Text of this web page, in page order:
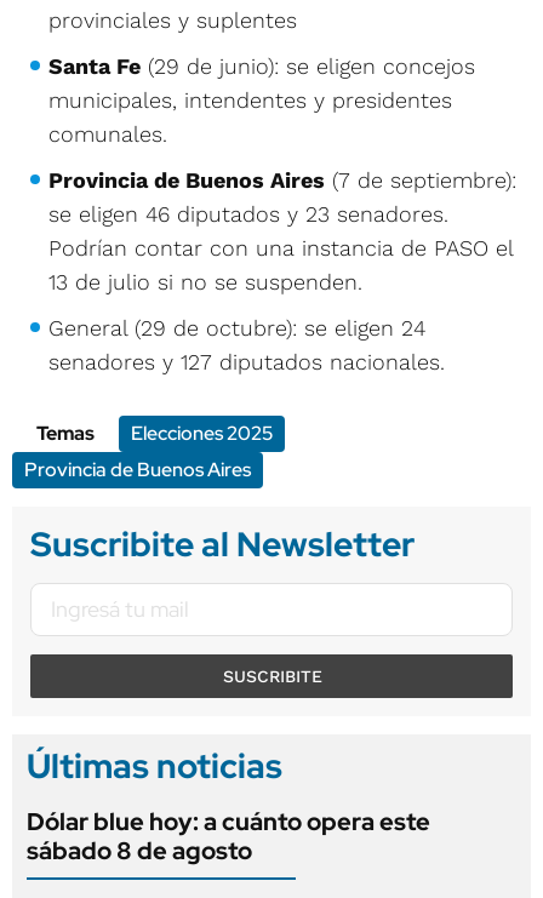
provinciales y suplentes
Santa Fe (29 de junio): se eligen concejos
municipales, intendentes y presidentes
comunales.
Provincia de Buenos Aires (7 de septiembre):
se eligen 46 diputados y 23 senadores.
Podrían contar con una instancia de PASO el
13 de julio si no se suspenden.
General (29 de octubre): se eligen 24
senadores y 127 diputados nacionales.
Temas
Elecciones 2025
Provincia de Buenos Aires
Suscribite al Newsletter
SUSCRIBITE
Últimas noticias
Dólar blue hoy: a cuánto opera este
sábado 8 de agosto